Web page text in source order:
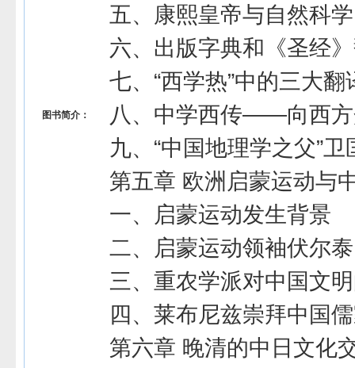
图书简介：
五、康熙皇帝与自然科学
六、出版字典和《圣经
七、“西学热”中的三大
八、中学西传――向西方
九、“中国地理学之父”卫
第五章 欧洲启蒙运动与
一、启蒙运动发生背景
二、启蒙运动领袖伏尔泰
三、重农学派对中国文
四、莱布尼兹崇拜中国
第六章 晚清的中日文化